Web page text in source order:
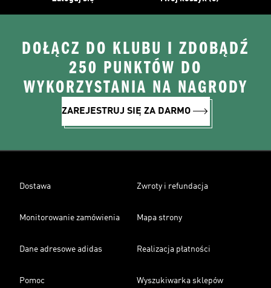
DOŁĄCZ DO KLUBU I ZDOBĄDŹ
250 PUNKTÓW DO
WYKORZYSTANIA NA NAGRODY
ZAREJESTRUJ SIĘ ZA DARMO
Dostawa Zwroty i refundacja
Monitorowanie zamówienia Mapa strony
Dane adresowe adidas Realizacja płatności
Pomoc Wyszukiwarka sklepów